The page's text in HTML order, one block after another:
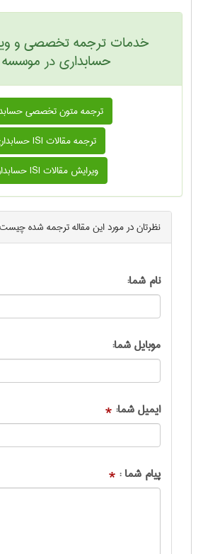
خدمات ترجمه تخصصی و
حسابداری در موسسه
ترجمه متون تخصصی
ترجمه مقالات ISI حسابداری
ویرایش مقالات ISI حسابداری
نظرتان در مورد اینمقاله ترجمه شده
نام شما:
موبایل شما:
ایمیل شما: *
پیام شما : *